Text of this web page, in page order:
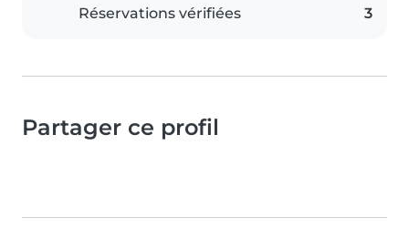
Réservations vérifiées 3
Partager ce profil